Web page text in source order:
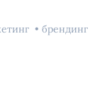
брендинг